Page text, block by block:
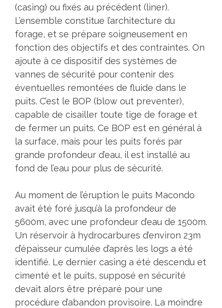
(casing) ou fixés au précédent (liner).
L’ensemble constitue l’architecture du
forage, et se prépare soigneusement en
fonction des objectifs et des contraintes. On
ajoute à ce dispositif des systèmes de
vannes de sécurité pour contenir des
éventuelles remontées de fluide dans le
puits. C’est le BOP (blow out preventer),
capable de cisailler toute tige de forage et
de fermer un puits. Ce BOP est en général à
la surface, mais pour les puits forés par
grande profondeur d’eau, il est installé au
fond de l’eau pour plus de sécurité.
Au moment de l’éruption le puits Macondo
avait été foré jusqu’à la profondeur de
5600m, avec une profondeur d’eau de 1500m.
Un réservoir à hydrocarbures d’environ 23m
d’épaisseur cumulée d’après les logs a été
identifié. Le dernier casing a été descendu et
cimenté et le puits, supposé en sécurité
devait alors être préparé pour une
procédure d’abandon provisoire. La moindre